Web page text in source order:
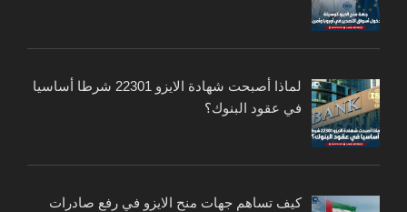
لماذا أصبحت شهادة الايزو 22301 شرطا أساسيا
في عقود البنوك؟
كيف تساهم جهات منح الايزو في رفع صادرات